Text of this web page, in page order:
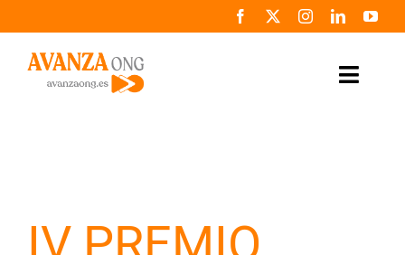
al
contenido
Toggle
Colabora